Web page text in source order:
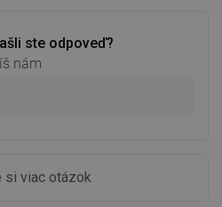
ste odpoveď?
nám
si viac otázok